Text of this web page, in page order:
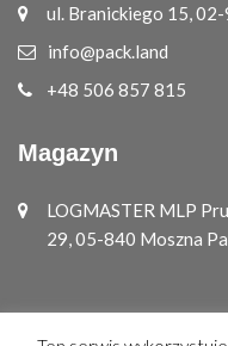
ul. Branickiego 15,
info@pack.land
+48 506 857 815
Magazyn
LOGMASTER MLP
29, 05-840 Moszna